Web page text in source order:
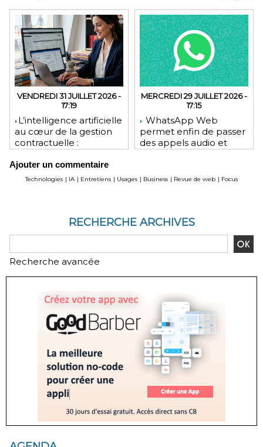
VENDREDI 31 JUILLET 2026 -
17:19
​L’intelligence artificielle
au cœur de la gestion
contractuelle :
pour les juristes ?
MERCREDI 29 JUILLET 2026 -
17:15
WhatsApp Web
permet enfin de passer
des appels audio et
Ajouter un commentaire
Technologies | IA | Entretiens | Usages | Business | Revue de web | Focus
RECHERCHE ARCHIVES
Recherche avancée